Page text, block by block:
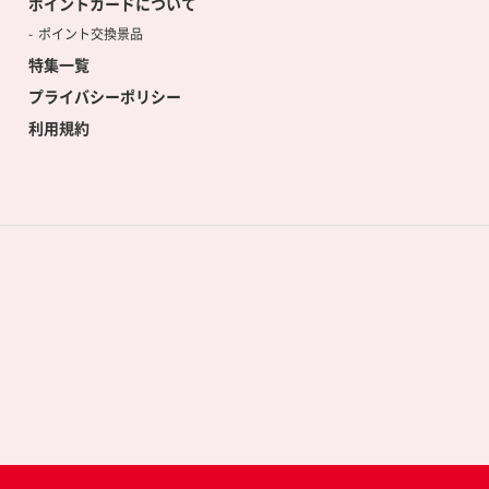
ポイント交換景品
特集一覧
プライバシーポリシー
利用規約